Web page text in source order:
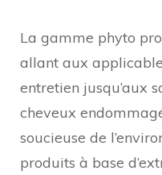
La gamme phyto
allant aux
entretien jusqu’aux
cheveux
soucieuse de
produits à base